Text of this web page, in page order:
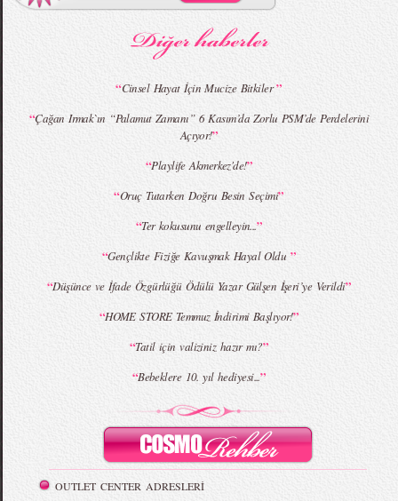
MBFWI - Gülçin Çengel 2015 Yaz
MBFWI - Zeynep Erdoğan 2015 Yaz
MBFWI - Giray Sepin 2015 Yaz Koleksiyonu
“Cinsel Hayat İçin Mucize Bitkiler”
“Çağan Irmak`ın “Palamut Zamanı” 6 Kasım’da Zorlu PSM’de Perdelerini
Açıyor!”
“Playlife Akmerkez'de!”
“Oruç Tutarken Doğru Besin Seçimi”
“Ter kokusunu engelleyin...”
“Gençlikte Fiziğe Kavuşmak Hayal Oldu ”
“Düşünce ve İfade Özgürlüğü Ödülü Yazar Gülşen İşeri’ye Verildi”
“HOME STORE Temmuz İndirimi Başlıyor!”
“Tatil için valiziniz hazır mı?”
“Bebeklere 10. yıl hediyesi...”
OUTLET CENTER ADRESLERİ